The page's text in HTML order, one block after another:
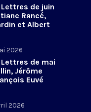
Lettres de juin
Rancé,
et Albert
2026
Lettres de mai
Jérôme
Euvé
2026